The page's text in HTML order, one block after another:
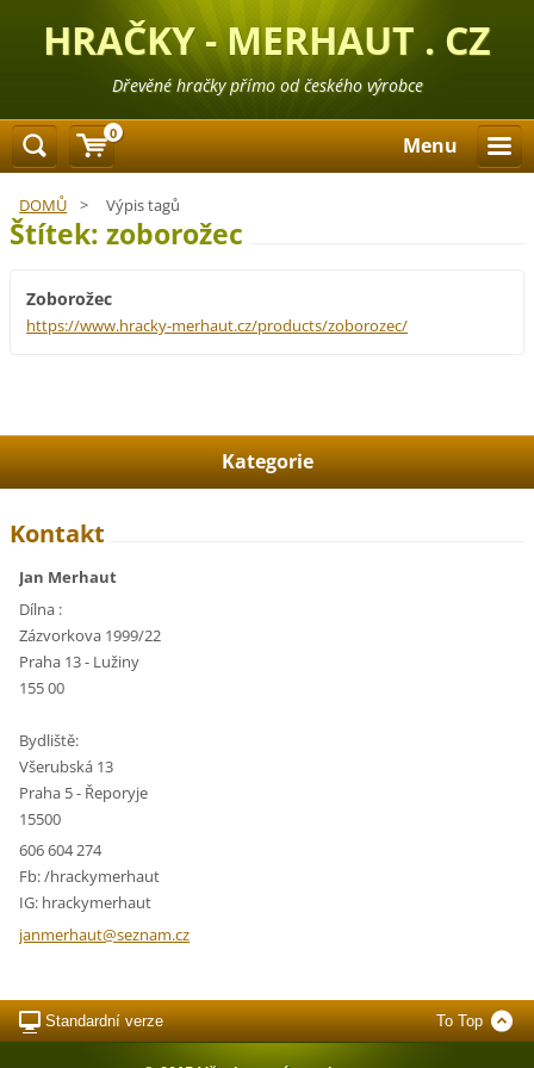
HRAČKY - MERHAUT . CZ
Dřevěné hračky přímo od českého výrobce
Menu
DOMŮ > Výpis tagů
Štítek: zoborožec
Zoborožec
https://www.hracky-merhaut.cz/products/zoborozec/
Kategorie
Kontakt
Jan Merhaut
Dílna :
Zázvorkova 1999/22
Praha 13 - Lužiny
155 00
Bydliště:
Všerubská 13
Praha 5 - Řeporyje
15500
606 604 274
Fb: /hrackymerhaut
IG: hrackymerhaut
janmerhaut@seznam.cz
Standardní verze To Top
0